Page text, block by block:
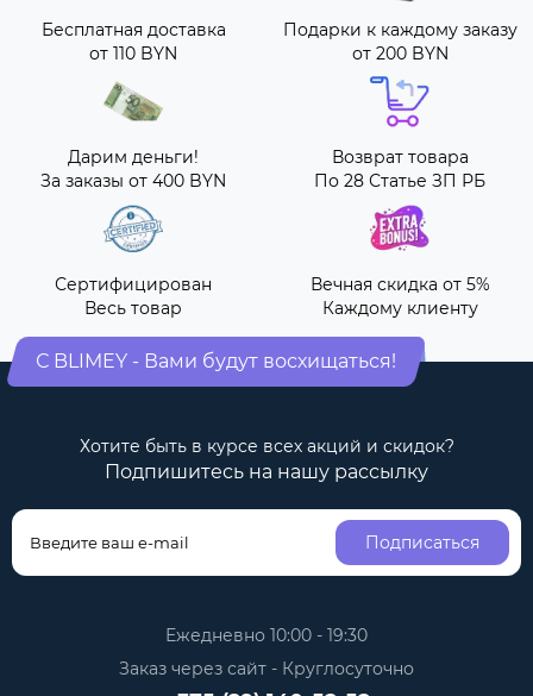
Бесплатная доставка
от 110 BYN
Подарки к каждому заказу
от 200 BYN
Дарим деньги!
За заказы от 400 BYN
Возврат товара
По 28 Статье ЗП РБ
Сертифицирован
Весь товар
Вечная скидка от 5%
Каждому клиенту
С BLIMEY - Вами будут восхищаться!
Хотите быть в курсе всех акций и скидок?
Подпишитесь на нашу рассылку
Подписаться
Ежедневно 10:00 - 19:30
Заказ через сайт - Круглосуточно